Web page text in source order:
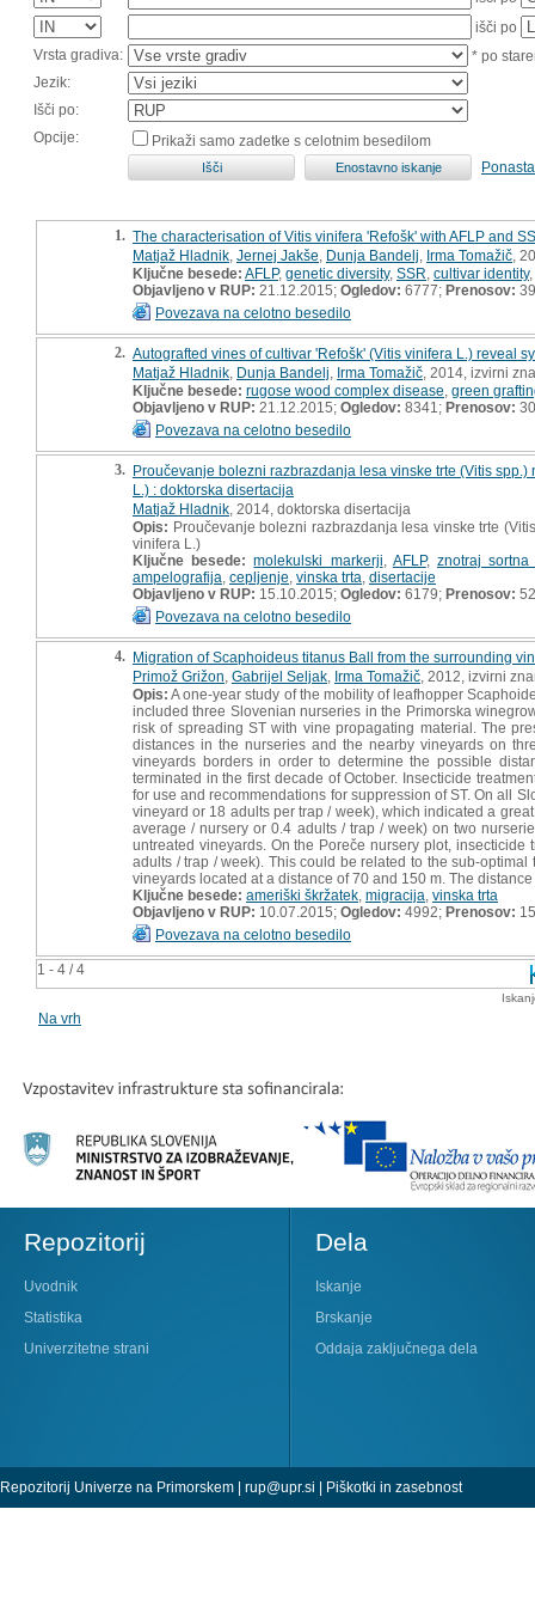
išči po
Vrsta gradiva:
* po
Jezik:
Išči po:
Opcije:
Prikaži samo zadetke s celotnim besedilom
1 - 4 / 4
1. The characterisation of Vitis vinifera 'Refošk' with AFLP and
Matjaž Hladnik Jernej Jakše Dunja Bandelj Irma Tomažič ,
Ključne besede: AFLP, genetic diversity, SSR cultivar identity,
Objavljeno v RUP: 21.12.2015; Ogledov: 6777; Prenosov:
Povezava na celotno besedilo
2. Autografted vines of cultivar 'Refošk' (Vitis vinifera L.) reveal
Matjaž Hladnik Dunja Bandelj Irma Tomažič , 2014, izvirni
Ključne besede: rugose wood complex disease green
Objavljeno v RUP: 21.12.2015; Ogledov: 8341; Prenosov:
Povezava na celotno besedilo
3. Proučevanje bolezni razbrazdanja lesa vinske trte (Vitis
L.) : doktorska disertacija
Matjaž Hladnik , 2014, doktorska disertacija
Opis: Proučevanje bolezni razbrazdanja lesa vinske trte
vinifera L.)
Ključne besede: molekulski markerji AFLP,znotraj sortna
ampelografija cepljenje vinska trta disertacije
Objavljeno v RUP: 15.10.2015; Ogledov: 6179; Prenosov: 52
Povezava na celotno besedilo
4. Migration of Scaphoideus titanus Ball from the surrounding
Primož Grižon Gabrijel Seljak Irma Tomažič , 2012, izvirni
Opis: A one-year study of the mobility of leafhopper
included three Slovenian nurseries in the Primorska
risk of spreading ST with vine propagating material. The
distances in the nurseries and the nearby vineyards on
vineyards borders in order to determine the possible
terminated in the first decade of October. Insecticide
for use and recommendations for suppression of ST. On all
vineyard or 18 adults per trap / week), which indicated a
average / nursery or 0.4 adults / trap / week) on two
untreated vineyards. On the Poreče nursery plot,
adults / trap / week). This could be related to the sub-
vineyards located at a distance of 70 and 150 m. The
Ključne besede: ameriški škržatek migracija vinska trta
Objavljeno v RUP: 10.07.2015; Ogledov: 4992; Prenosov:
Povezava na celotno besedilo
Na vrh
Repozitorij
Uvodnik
Statistika
Univerzitetne strani
Dela
Iskanje
Brskanje
Oddaja zaključnega dela
Repozitorij Univerze na Primorskem | rup@upr.si | Piškotki in zasebnost